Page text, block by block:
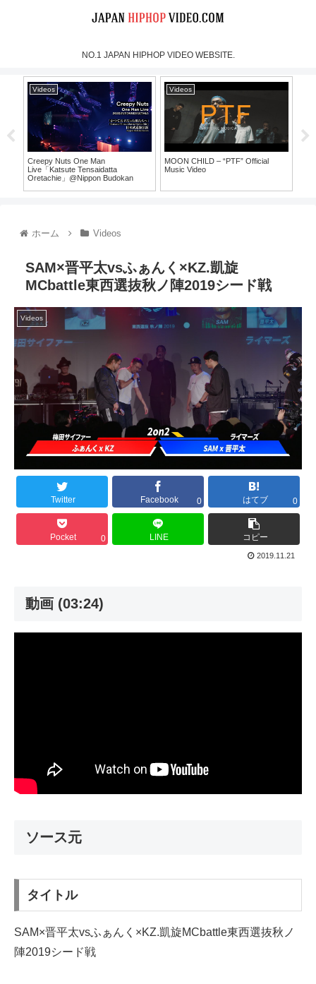
NO.1 JAPAN HIPHOP VIDEO WEBSITE.
Videos
Creepy Nuts One Man
Live「Katsute Tensaidatta
Oretachie」@Nippon Budokan
Videos
MOON CHILD – “PTF” Official
Music Video
ホーム Videos
SAM×晋平太vsふぁんく×KZ.凱旋
MCbattle東西選抜秋ノ陣2019シード戦
Videos
Twitter Facebook 0 はてブ 0
Pocket 0 LINE コピー
2019.11.21
動画 (03:24)
ソース元
タイトル
SAM×晋平太vsふぁんく×KZ.凱旋MCbattle東西選抜秋ノ
陣2019シード戦